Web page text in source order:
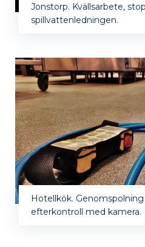
Jonstorp. Kvällsarbete,
spillvattenledningen.
Hotellkök.
efterkontroll med kamera.